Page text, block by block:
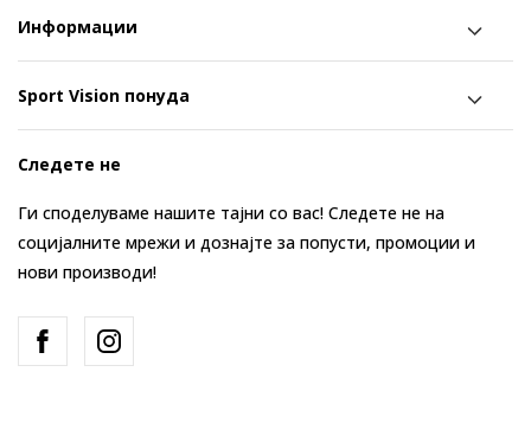
Информации
Sport Vision понуда
Следете не
Ги споделуваме нашите тајни со вас! Следете не на
социјалните мрежи и дознајте за попусти, промоции и
нови производи!